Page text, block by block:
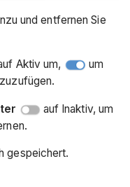
und entfernen Sie
Aktiv um,
um
auf Inaktiv, um
gespeichert.